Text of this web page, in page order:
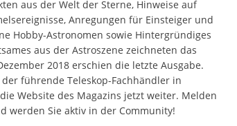
aus der Welt der Sterne, Hinweise auf
Anregungen für Einsteiger und
Hobby-Astronomen sowie Hintergründiges
aus der Astroszene zeichneten das
2018 erschien die letzte Ausgabe.
führende Teleskop-Fachhändler in
Website des Magazins jetzt weiter. Melden
werden Sie aktiv in der Community!